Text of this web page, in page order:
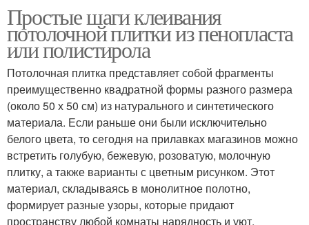
Простые шаги клеивания
потолочной плитки из пенопласта
или полистирола
Потолочная плитка представляет собой фрагменты
преимущественно квадратной формы разного размера
(около 50 х 50 см) из натурального и синтетического
материала. Если раньше они были исключительно
белого цвета, то сегодня на прилавках магазинов можно
встретить голубую, бежевую, розоватую, молочную
плитку, а также варианты с цветным рисунком. Этот
материал, складываясь в монолитное полотно,
формирует разные узоры, которые придают
пространству любой комнаты нарядность и уют.